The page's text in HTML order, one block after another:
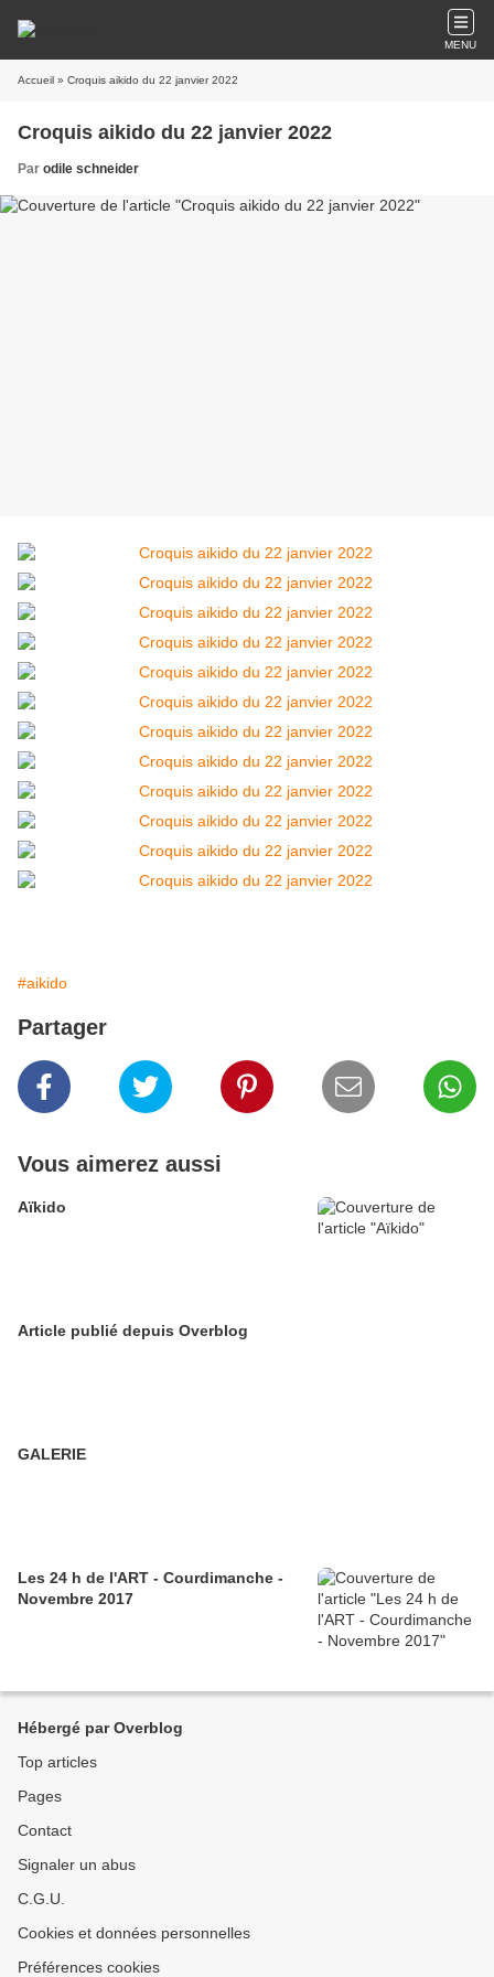
MENU
Accueil » Croquis aikido du 22 janvier 2022
Croquis aikido du 22 janvier 2022
Par odile schneider
#aikido
Partager
Vous aimerez aussi
Aïkido
Article publié depuis Overblog
GALERIE
Les 24 h de l'ART - Courdimanche -
Novembre 2017
Hébergé par Overblog
Top articles
Pages
Contact
Signaler un abus
C.G.U.
Cookies et données personnelles
Préférences cookies